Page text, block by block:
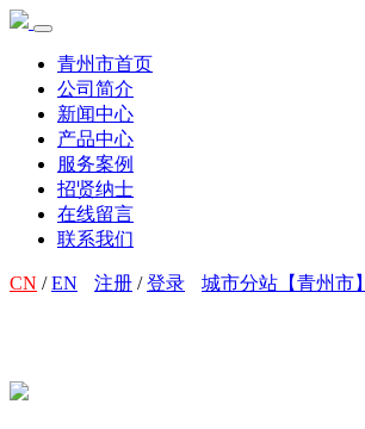
青州市首页
公司简介
新闻中心
产品中心
服务案例
招贤纳士
在线留言
联系我们
CN /EN 注册 /登录 城市分站【青州市】